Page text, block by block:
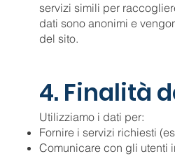
servizi simili per
dati sono anonimi e
del sito.
4. Finalità
Utilizziamo i dati per:
Fornire i servizi richiesti
Comunicare con gli utenti